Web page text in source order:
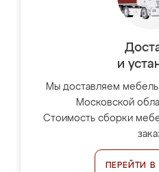
и
Мы доставляем
Московской
Стоимость сборки
ПЕРЕЙТИ В